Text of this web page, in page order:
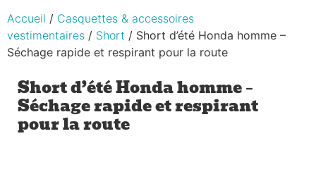
Accueil / Casquettes & accessoires
vestimentaires / Short / Short d’été Honda homme –
Séchage rapide et respirant pour la route
Short d’été Honda homme –
Séchage rapide et respirant
pour la route